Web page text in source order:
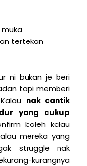
tertekan
ni bukan je beri
tapi memberi
nak cantik
yang cukup
boleh kalau
mereka yang
struggle nak
kurangnya